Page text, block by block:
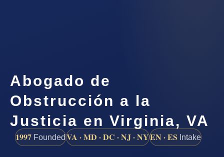
Abogado de
Obstrucción a la
Justicia en Virginia, VA
1997 FoundedVA · MD · DC · NJ · NYEN · ES Intake